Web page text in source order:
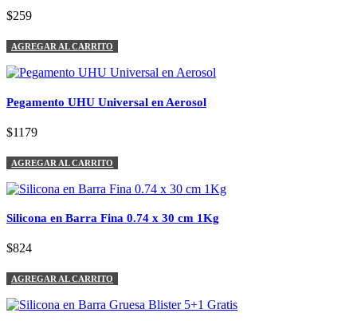
$259
AGREGAR AL CARRITO
Pegamento UHU Universal en Aerosol
$1179
AGREGAR AL CARRITO
Silicona en Barra Fina 0.74 x 30 cm 1Kg
$824
AGREGAR AL CARRITO